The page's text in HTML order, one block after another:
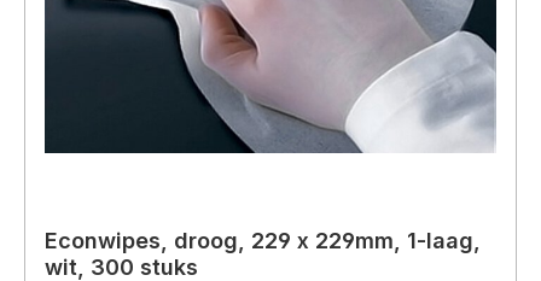
Econwipes, droog, 229 x 229mm, 1-laag,
wit, 300 stuks